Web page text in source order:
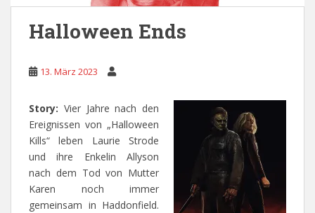
Halloween Ends
13. März 2023
Story: Vier Jahre nach den
Ereignissen von „Halloween
Kills“ leben Laurie Strode
und ihre Enkelin Allyson
nach dem Tod von Mutter
Karen noch immer
gemeinsam in Haddonfield.